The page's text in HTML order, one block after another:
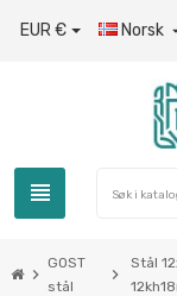
EUR € Norsk
view_headline
chevron_right
GOST
stål
chevron_right
Stål